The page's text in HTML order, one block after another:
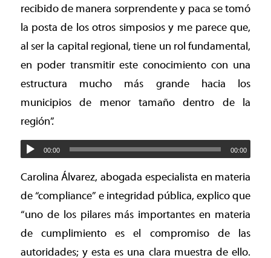
recibido de manera sorprendente y paca se tomó
la posta de los otros simposios y me parece que,
al ser la capital regional, tiene un rol fundamental,
en poder transmitir este conocimiento con una
estructura mucho más grande hacia los
municipios de menor tamaño dentro de la
región”.
00:00 00:00
Carolina Álvarez, abogada especialista en materia
de “compliance” e integridad pública, explico que
“uno de los pilares más importantes en materia
de cumplimiento es el compromiso de las
autoridades; y esta es una clara muestra de ello.